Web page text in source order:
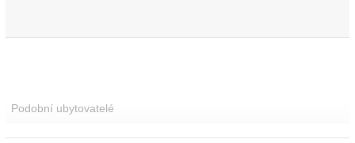
Podobní ubytovatelé